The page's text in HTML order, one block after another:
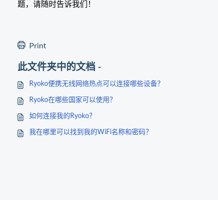
题，请随时告诉我们！
Print
此文件夹中的文档 -
Ryoko便携无线网络热点可以连接哪些设备？
Ryoko在哪些国家可以使用？
如何连接我的Ryoko？
我在哪里可以找到我的WiFi名称和密码？